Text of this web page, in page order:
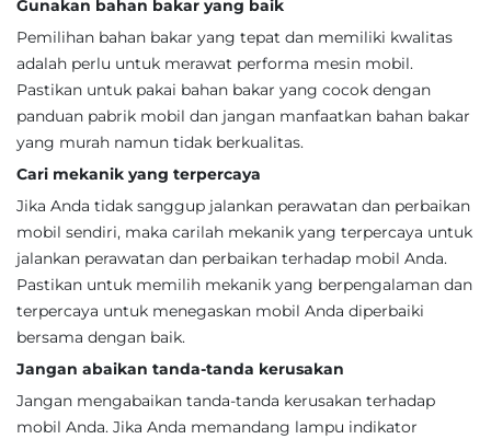
Gunakan bahan bakar yang baik
Pemilihan bahan bakar yang tepat dan memiliki kwalitas
adalah perlu untuk merawat performa mesin mobil.
Pastikan untuk pakai bahan bakar yang cocok dengan
panduan pabrik mobil dan jangan manfaatkan bahan bakar
yang murah namun tidak berkualitas.
Cari mekanik yang terpercaya
Jika Anda tidak sanggup jalankan perawatan dan perbaikan
mobil sendiri, maka carilah mekanik yang terpercaya untuk
jalankan perawatan dan perbaikan terhadap mobil Anda.
Pastikan untuk memilih mekanik yang berpengalaman dan
terpercaya untuk menegaskan mobil Anda diperbaiki
bersama dengan baik.
Jangan abaikan tanda-tanda kerusakan
Jangan mengabaikan tanda-tanda kerusakan terhadap
mobil Anda. Jika Anda memandang lampu indikator